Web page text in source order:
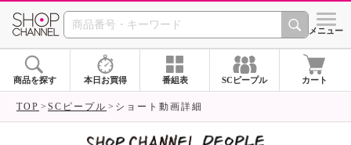
SHOP CHANNEL シメニュー
商品を探す 本日お買得 番組表 SCピープル カート
TOP SCピープル ショート動画詳細